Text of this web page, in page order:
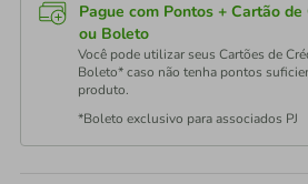
Pague com Pontos + Cartão
ou Boleto
Você pode utilizar seus Cartões de
Boleto* caso não tenha pontos
produto.
*Boleto exclusivo para associados PJ